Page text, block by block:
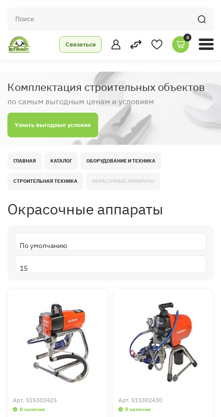
Связаться
0
Комплектация строительных объектов
по самым выгодным ценам и условиям
Узнать выгодные условия
ГЛАВНАЯ КАТАЛОГ ОБОРУДОВАНИЕ И ТЕХНИКА
СТРОИТЕЛЬНАЯ ТЕХНИКА ОКРАСОЧНЫЕ АППАРАТЫ
Окрасочные аппараты
Арт. 515302425
В наличии
Арт. 515302430
В наличии